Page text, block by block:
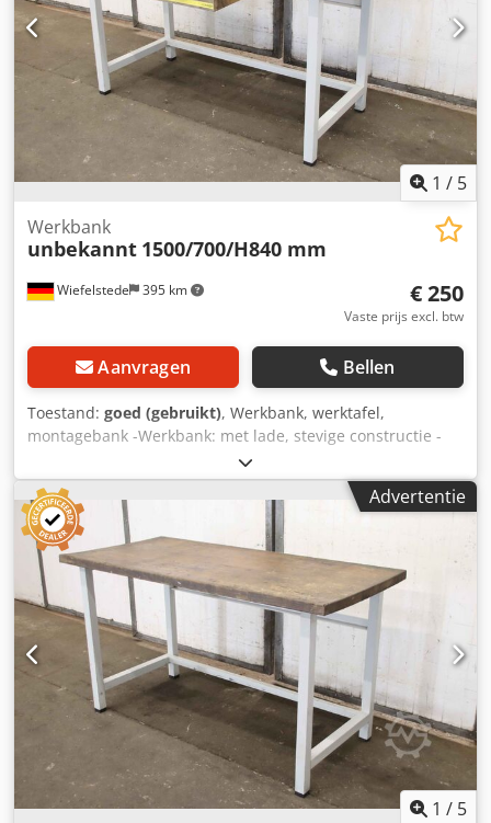
1 / 5
Wiefelstede 395 km
Werkbank
unbekannt 1500/700/H840 mm
€ 250
Vaste prijs excl. btw
Aanvragen Bellen
Toestand: goed (gebruikt), Werkbank, werktafel,
montagebank -Werkbank: met lade, stevige constructie -
breedte: 1500 mm -diepte: 700 mm Dwsdpfxon Hbcco
Ahnoa -Hoogte: 950 mm met rand -Lade: afsluitbaar /
zonder sleutel, -Gewicht: 62 kg
Advertentie
1 / 5